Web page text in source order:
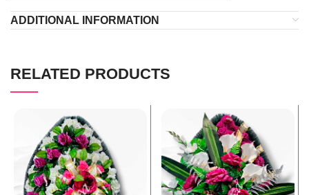
ADDITIONAL INFORMATION
RELATED PRODUCTS